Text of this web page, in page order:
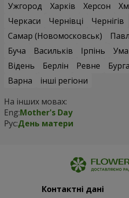
Ужгород
Харків Херсон
Черкаси
Чернівці
Чернігів
Самар (Новомосковськ)
Буча
Васильків Ірпінь
Відень
Берлін Ревне
Варна
інші регіони
На інших мовах:
Eng:Mother's Day
Рус:День матери
Контактні дані